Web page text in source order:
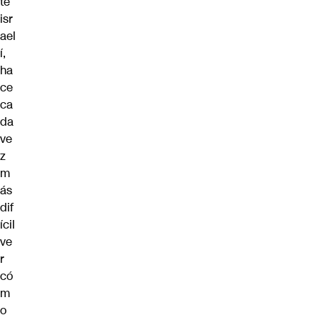
isr
ael
í,
ha
ce
ca
da
ve
z
m
ás
dif
ícil
ve
r
có
m
o